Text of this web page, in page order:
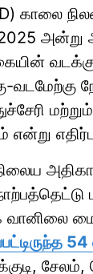
காலை
அன்று
வடமேற்கு
வானிலை
சேலம்,